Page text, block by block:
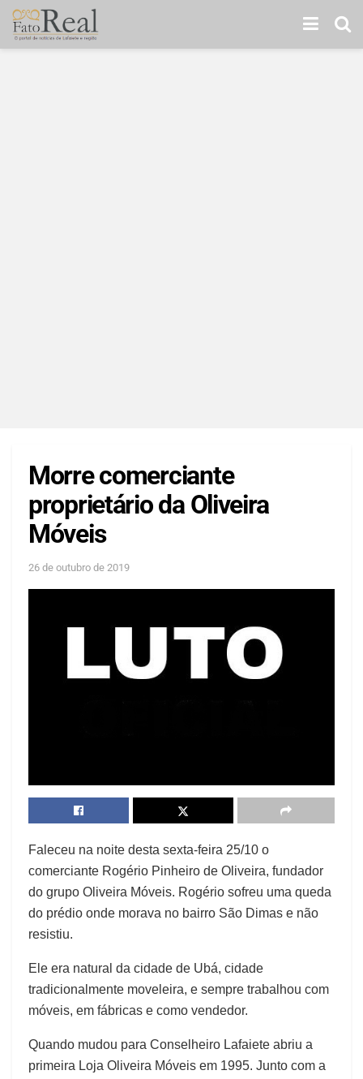
Morre comerciante
proprietário da Oliveira
Móveis
26 de outubro de 2019
Faleceu na noite desta sexta-feira 25/10 o
comerciante Rogério Pinheiro de Oliveira, fundador
do grupo Oliveira Móveis. Rogério sofreu uma queda
do prédio onde morava no bairro São Dimas e não
resistiu.
Ele era natural da cidade de Ubá, cidade
tradicionalmente moveleira, e sempre trabalhou com
móveis, em fábricas e como vendedor.
Quando mudou para Conselheiro Lafaiete abriu a
primeira Loja Oliveira Móveis em 1995. Junto com a